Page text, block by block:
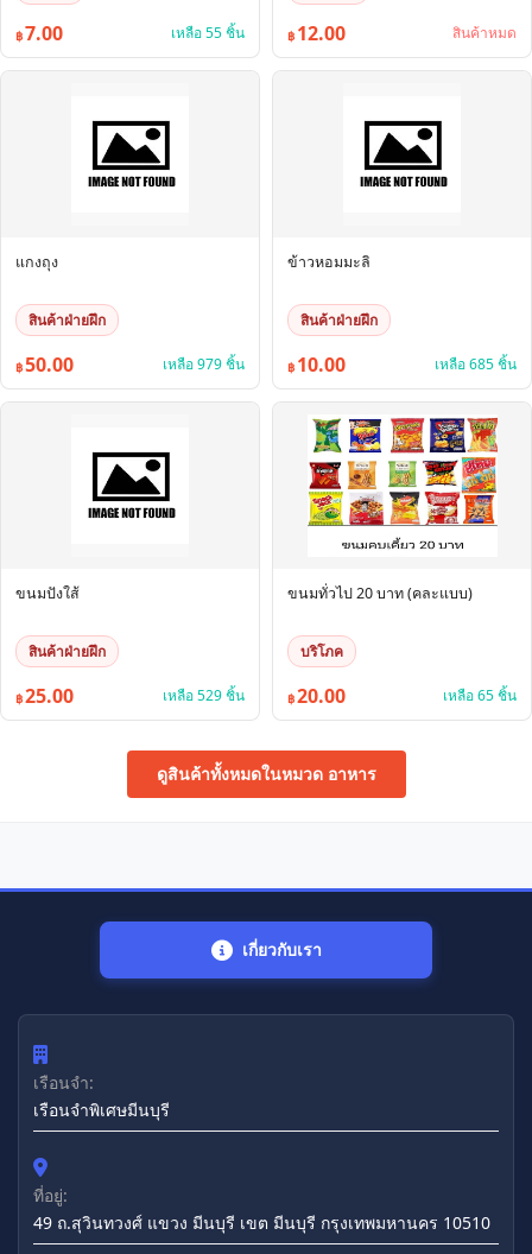
฿7.00 เหลือ 55 ชิ้น ฿ 12.00 สินค้าหมด
แกงถุง
สินค้าฝ่ายฝึก
฿50.00 เหลือ 979 ชิ้น
ข้าวหอมมะลิ
สินค้าฝ่ายฝึก
฿ 10.00 เหลือ 685 ชิ้น
ขนมปังใส้
สินค้าฝ่ายฝึก
฿25.00 เหลือ 529 ชิ้น
ขนมทั่วไป 20 บาท (คละแบบ)
บริโภค
฿20.00 เหลือ 65 ชิ้น
ดูสินค้าทั้งหมดในหมวด อาหาร
เกี่ยวกับเรา
เรือนจำ:
เรือนจำพิเศษมีนบุรี
ที่อยู่:
49 ถ.สุวินทวงศ์ แขวง มีนบุรี เขต มีนบุรี กรุงเทพมหานคร 10510